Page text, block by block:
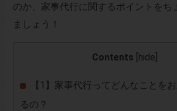
のか、家事代行に関するポイントをち
ましょう！
Contents hide
【1】家事代行ってどんなことを
るの？